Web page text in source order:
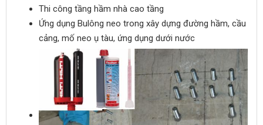
Thi công tầng hầm nhà cao tầng
Ứng dụng Bulông neo trong xây dựng đường hầm, cầu
cảng, mố neo ụ tàu, ứng dụng dưới nước